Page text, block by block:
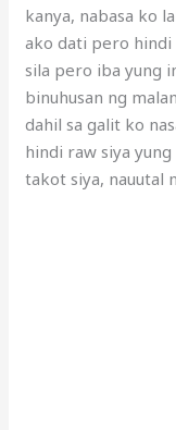
kanya, nabasa ko
ako dati pero hindi
sila pero iba yung
binuhusan ng
dahil sa galit ko
hindi raw siya
takot siya, nauutal